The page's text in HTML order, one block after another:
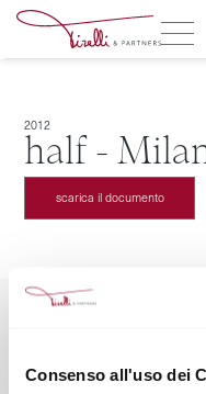
Consenso all'uso dei
2012
half -
scarica il documento